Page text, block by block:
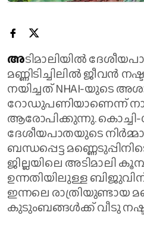
അടിമാലിയിൽ
മണ്ണിടിച്ചിലിൽ ജീവൻ
നയിച്ചത് NHAI-യുടെ
റോഡുപണിയാണെന്ന്
ആരോപിക്കുന്നു.
ദേശീയപാതയുടെ
ബന്ധപ്പെട്ട
ജില്ലയിലെ അടിമാലി
ഉന്നതിയിലുള്ള ബിജുവിന്
ഇന്നലെ രാത്രിയുണ്ടായ
കുടുംബങ്ങൾക്ക് വീടു